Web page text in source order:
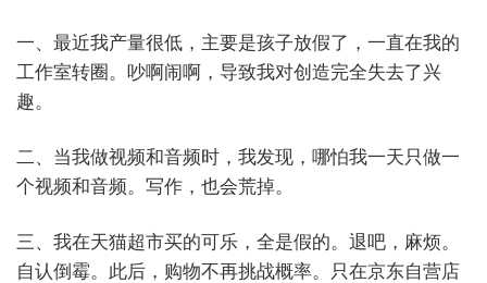
一、最近我产量很低，主要是孩子放假了，一直在我的
工作室转圈。吵啊闹啊，导致我对创造完全失去了兴
趣。
二、当我做视频和音频时，我发现，哪怕我一天只做一
个视频和音频。写作，也会荒掉。
三、我在天猫超市买的可乐，全是假的。退吧，麻烦。
自认倒霉。此后，购物不再挑战概率。只在京东自营店